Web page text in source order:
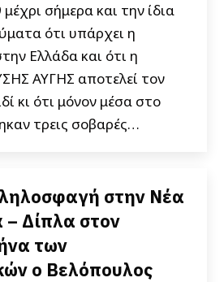
σήμερα και την ίδια
ότι υπάρχει η
Ελλάδα και ότι η
ΑΥΓΗΣ αποτελεί τον
κι ότι μόνον μέσα στο
τρεις σοβαρές…
στην Νέα
Δίπλα στον
των
ο Βελόπουλος